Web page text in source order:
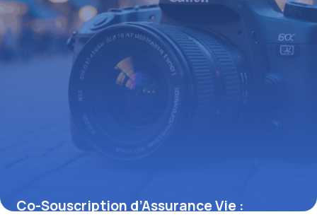
Co-Souscription d’Assurance Vie :